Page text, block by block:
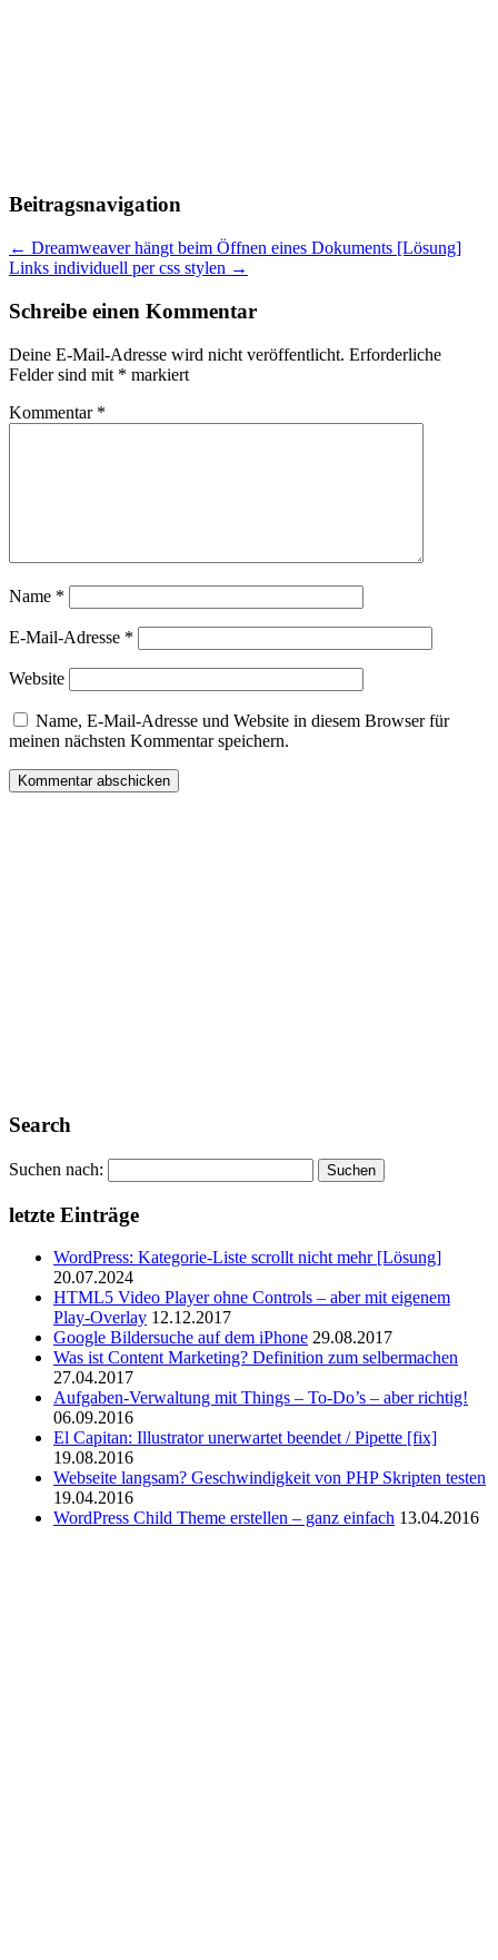
Beitragsnavigation
← Dreamweaver hängt beim Öffnen eines Dokuments [Lösung]
Links individuell per css stylen →
Schreibe einen Kommentar
Deine E-Mail-Adresse wird nicht veröffentlicht. Erforderliche
Felder sind mit * markiert
Kommentar *
Name *
E-Mail-Adresse *
Website
Name, E-Mail-Adresse und Website in diesem Browser für
meinen nächsten Kommentar speichern.
Search
Suchen nach:
letzte Einträge
WordPress: Kategorie-Liste scrollt nicht mehr [Lösung]
20.07.2024
HTML5 Video Player ohne Controls – aber mit eigenem
Play-Overlay 12.12.2017
Google Bildersuche auf dem iPhone 29.08.2017
Was ist Content Marketing? Definition zum selbermachen
27.04.2017
Aufgaben-Verwaltung mit Things – To-Do’s – aber richtig!
06.09.2016
El Capitan: Illustrator unerwartet beendet / Pipette [fix]
19.08.2016
Webseite langsam? Geschwindigkeit von PHP Skripten testen
19.04.2016
WordPress Child Theme erstellen – ganz einfach 13.04.2016